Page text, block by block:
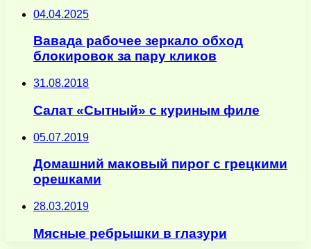
04.04.2025
Вавада рабочее зеркало обход
блокировок за пару кликов
31.08.2018
Салат «Сытный» с куриным филе
05.07.2019
Домашний маковый пирог с грецкими
орешками
28.03.2019
Мясные ребрышки в глазури